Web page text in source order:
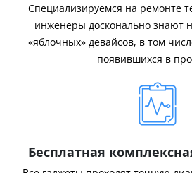
Специализируемся на ремонте
инженеры досконально знают
«яблочных» девайсов, в том
появившихся в
Бесплатная